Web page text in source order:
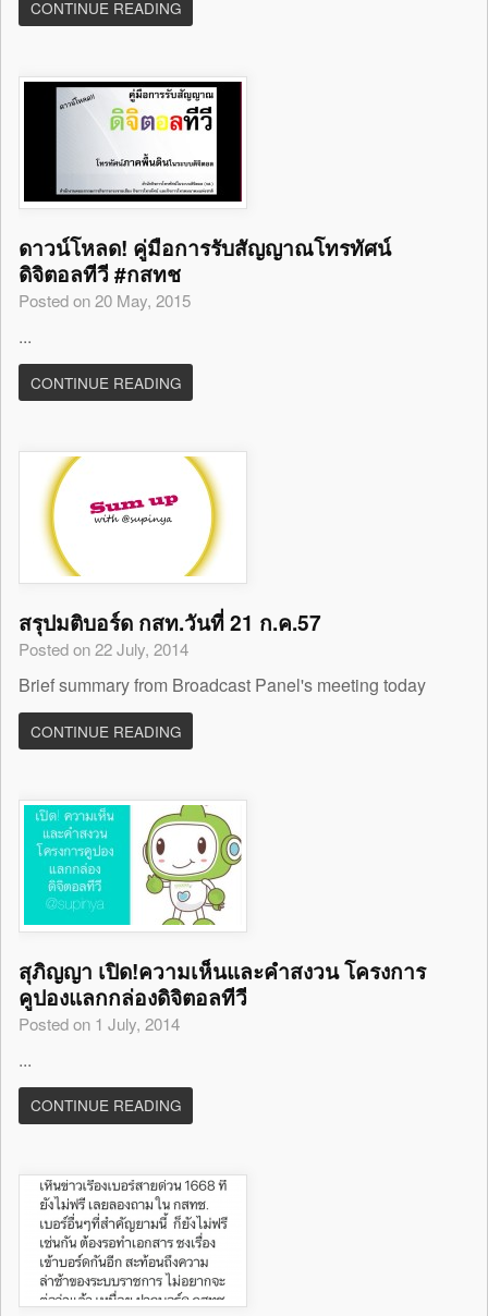
CONTINUE READING
ดาวน์โหลด! คู่มือการรับสัญญาณโทรทัศน์
ดิจิตอลทีวี #กสทช
Posted on 20 May, 2015
...
CONTINUE READING
สรุปมติบอร์ด กสท.วันที่ 21 ก.ค.57
Posted on 22 July, 2014
Brief summary from Broadcast Panel's meeting today
CONTINUE READING
สุภิญญา เปิด!ความเห็นและคำสงวน โครงการ
คูปองแลกกล่องดิจิตอลทีวี
Posted on 1 July, 2014
...
CONTINUE READING